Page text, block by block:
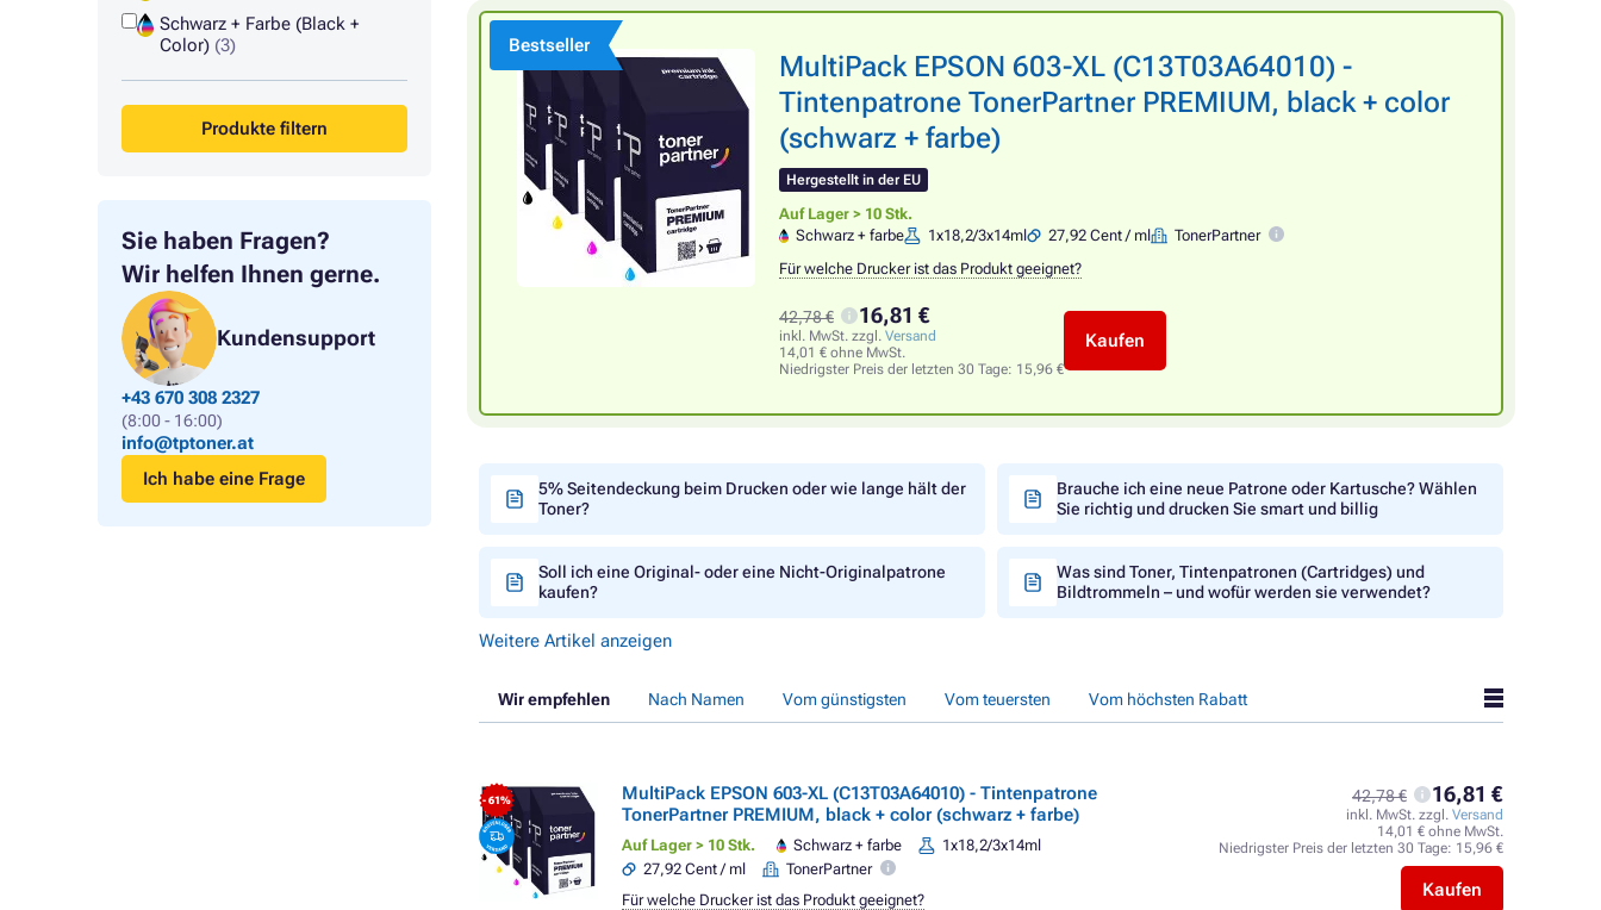
Schwarz + Farbe (Black +
Color) (3)
Produkte filtern
Sie haben Fragen?
Wir helfen Ihnen gerne.
Kundensupport
+43 670 308 2327
(8:00 - 16:00)
info@tptoner.at
Ich habe eine Frage
Bestseller
MultiPack EPSON 603-XL (C13T03A64010) -
Tintenpatrone TonerPartner PREMIUM, black + color
(schwarz + farbe)
Hergestellt in der EU
Auf Lager > 10 Stk.
Schwarz + farbe
1x18,2/3x14ml 27,92 Cent / ml
TonerPartner
Für welche Drucker ist das Produkt geeignet?
42,78 € 16,81 €
inkl. MwSt. zzgl. Versand
14,01 € ohne MwSt.
Niedrigster Preis der letzten 30 Tage: 15,96 €
Kaufen
5% Seitendeckung beim Drucken oder wie lange hält der
Toner?
Brauche ich eine neue Patrone oder Kartusche? Wählen
Sie richtig und drucken Sie smart und billig
Soll ich eine Original- oder eine Nicht-Originalpatrone
kaufen?
Was sind Toner, Tintenpatronen (Cartridges) und
Bildtrommeln – und wofür werden sie verwendet?
Weitere Artikel anzeigen
Wir empfehlen Nach Namen Vom günstigsten Vom teuersten Vom höchsten Rabatt
- 61%
MultiPack EPSON 603-XL (C13T03A64010) - Tintenpatrone
TonerPartner PREMIUM, black + color (schwarz + farbe)
Auf Lager > 10 Stk. Schwarz + farbe
1x18,2/3x14ml
27,92 Cent / ml
TonerPartner
42,78 € 16,81 €
inkl. MwSt. zzgl. Versand
14,01 € ohne MwSt.
Niedrigster Preis der letzten 30 Tage: 15,96 €
Kaufen
Für welche Drucker ist das Produkt geeignet?